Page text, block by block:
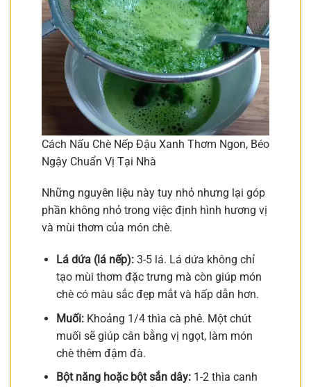
Cách Nấu Chè Nếp Đậu Xanh Thơm Ngon, Béo
Ngậy Chuẩn Vị Tại Nhà
Những nguyên liệu này tuy nhỏ nhưng lại góp
phần không nhỏ trong việc định hình hương vị
và mùi thơm của món chè.
Lá dứa (lá nếp):3-5 lá. Lá dứa không chỉ
tạo mùi thơm đặc trưng mà còn giúp món
chè có màu sắc đẹp mắt và hấp dẫn hơn.
Muối:Khoảng 1/4 thìa cà phê. Một chút
muối sẽ giúp cân bằng vị ngọt, làm món
chè thêm đậm đà.
Bột năng hoặc bột sắn dây:1-2 thìa canh